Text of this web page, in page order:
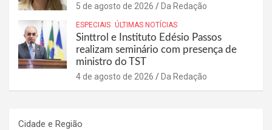
5 de agosto de 2026 Da Redação
ESPECIAIS ÚLTIMAS NOTÍCIAS
Sinttrol e Instituto Edésio Passos
realizam seminário com presença de
ministro do TST
4 de agosto de 2026 Da Redação
Cidade e Região